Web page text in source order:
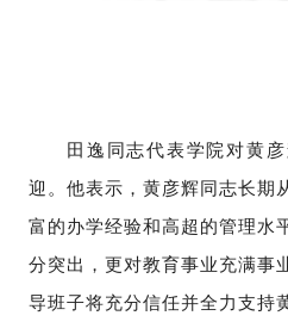
田逸同志代表学院对黄
迎。他表示，黄彦辉同志长期
富的办学经验和高超的管理水
分突出，更对教育事业充满事
导班子将充分信任并全力支持